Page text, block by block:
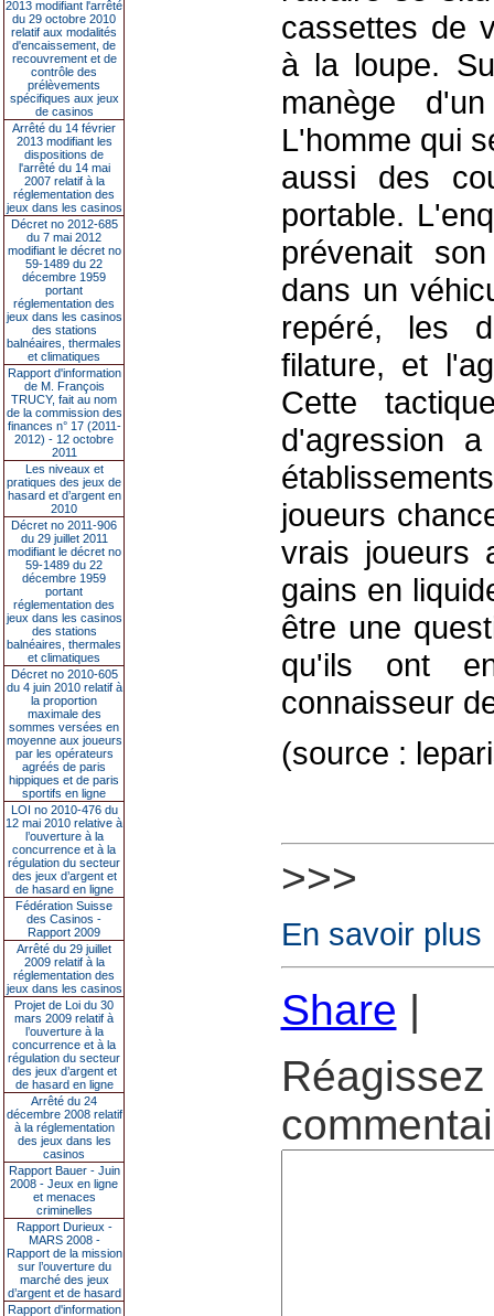
2013 modifiant l'arrêté
du 29 octobre 2010
relatif aux modalités
d'encaissement, de
recouvrement et de
contrôle des
prélèvements
spécifiques aux jeux
de casinos
Arrêté du 14 février
2013 modifiant les
dispositions de
l'arrêté du 14 mai
2007 relatif à la
réglementation des
jeux dans les casinos
Décret no 2012-685
du 7 mai 2012
modifiant le décret no
59-1489 du 22
décembre 1959
portant
réglementation des
jeux dans les casinos
des stations
balnéaires, thermales
et climatiques
Rapport d'information
de M. François
TRUCY, fait au nom
de la commission des
finances n° 17 (2011-
2012) - 12 octobre
2011
Les niveaux et
pratiques des jeux de
hasard et d’argent en
2010
Décret no 2011-906
du 29 juillet 2011
modifiant le décret no
59-1489 du 22
décembre 1959
portant
réglementation des
jeux dans les casinos
des stations
balnéaires, thermales
et climatiques
Décret no 2010-605
du 4 juin 2010 relatif à
la proportion
maximale des
sommes versées en
moyenne aux joueurs
par les opérateurs
agréés de paris
hippiques et de paris
sportifs en ligne
LOI no 2010-476 du
12 mai 2010 relative à
l’ouverture à la
concurrence et à la
régulation du secteur
des jeux d’argent et
de hasard en ligne
Fédération Suisse
des Casinos -
Rapport 2009
Arrêté du 29 juillet
2009 relatif à la
réglementation des
jeux dans les casinos
Projet de Loi du 30
mars 2009 relatif à
l’ouverture à la
concurrence et à la
régulation du secteur
des jeux d’argent et
de hasard en ligne
Arrêté du 24
décembre 2008 relatif
à la réglementation
des jeux dans les
casinos
Rapport Bauer - Juin
2008 - Jeux en ligne
et menaces
criminelles
Rapport Durieux -
MARS 2008 -
Rapport de la mission
sur l’ouverture du
marché des jeux
d’argent et de hasard
Rapport d'information
cassettes de
à la loupe.
manège
L'homme qui
aussi des
portable.
prévenait
dans un
repéré, les
filature, et
Cette
d'agression
joueurs
vrais joueurs
gains en
être une
qu'ils ont
connaisseur
(source :
>>>
En savoir plus
Share |